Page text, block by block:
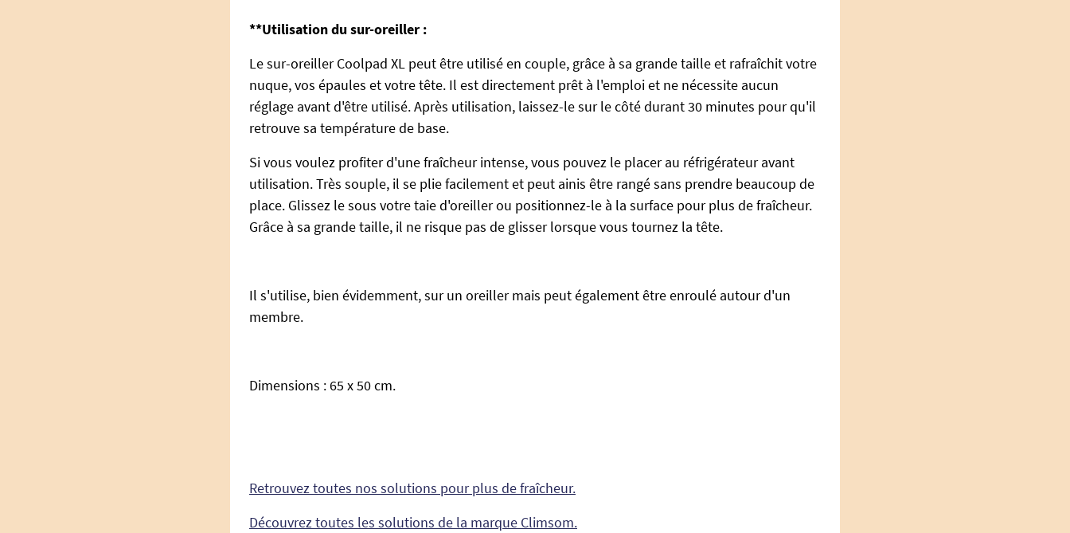
**Utilisation du sur-oreiller :
Le sur-oreiller Coolpad XL peut être utilisé en couple, grâce à sa grande taille et rafraîchit votre
nuque, vos épaules et votre tête. Il est directement prêt à l'emploi et ne nécessite aucun
réglage avant d'être utilisé. Après utilisation, laissez-le sur le côté durant 30 minutes pour qu'il
retrouve sa température de base.
Si vous voulez profiter d'une fraîcheur intense, vous pouvez le placer au réfrigérateur avant
utilisation. Très souple, il se plie facilement et peut ainis être rangé sans prendre beaucoup de
place. Glissez le sous votre taie d'oreiller ou positionnez-le à la surface pour plus de fraîcheur.
Grâce à sa grande taille, il ne risque pas de glisser lorsque vous tournez la tête.
Il s'utilise, bien évidemment, sur un oreiller mais peut également être enroulé autour d'un
membre.
Dimensions : 65 x 50 cm.
Retrouvez toutes nos solutions pour plus de fraîcheur.
Découvrez toutes les solutions de la marque Climsom.